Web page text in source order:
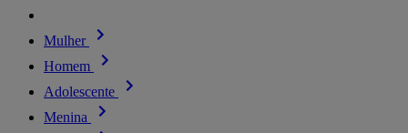
Mulher
Homem
Adolescente
Menina